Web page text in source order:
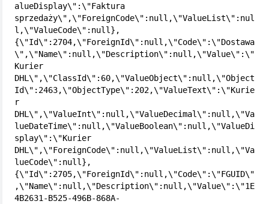
alueDisplay\":\"Faktura
sprzedaży\",\"ForeignCode\":null,\"ValueList\":nul
l,\"ValueCode\":null},
{\"Id\":2704,\"ForeignId\":null,\"Code\":\"Dostawa
\",\"Name\":null,\"Description\":null,\"Value\":\"
Kurier
DHL\",\"ClassId\":60,\"ValueObject\":null,\"Object
Id\":2463,\"ObjectType\":202,\"ValueText\":\"Kurie
r
DHL\",\"ValueInt\":null,\"ValueDecimal\":null,\"Va
lueDateTime\":null,\"ValueBoolean\":null,\"ValueDi
splay\":\"Kurier
DHL\",\"ForeignCode\":null,\"ValueList\":null,\"Va
lueCode\":null},
{\"Id\":2705,\"ForeignId\":null,\"Code\":\"FGUID\"
,\"Name\":null,\"Description\":null,\"Value\":\"1E
4B2631-B525-496B-868A-